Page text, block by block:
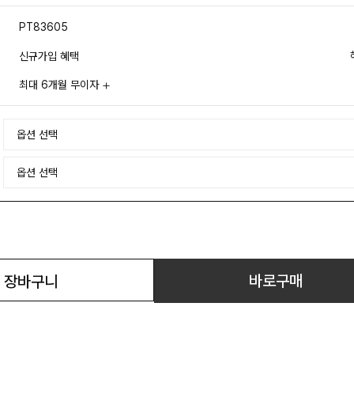
PT83605
신규가입 혜택
최대 6개월 무이자
장바구니 바로구매